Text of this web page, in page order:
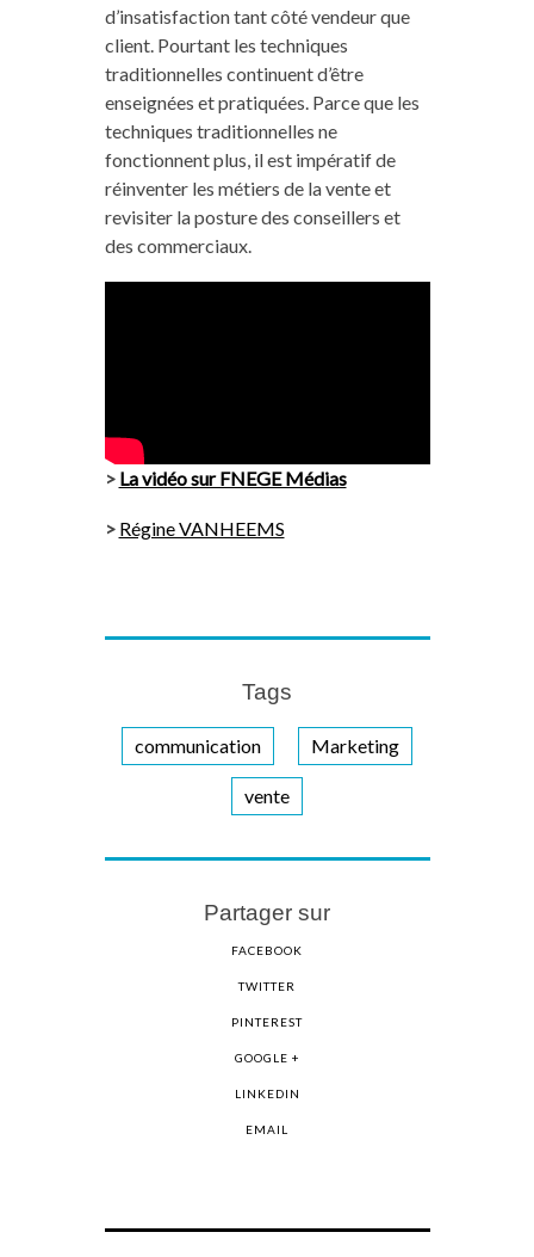
d’insatisfaction tant côté vendeur que
client. Pourtant les techniques
traditionnelles continuent d’être
enseignées et pratiquées. Parce que les
techniques traditionnelles ne
fonctionnent plus, il est impératif de
réinventer les métiers de la vente et
revisiter la posture des conseillers et
des commerciaux.
> La vidéo sur FNEGE Médias
> Régine VANHEEMS
Tags
communication Marketing
vente
Partager sur
FACEBOOK
TWITTER
PINTEREST
GOOGLE +
LINKEDIN
EMAIL